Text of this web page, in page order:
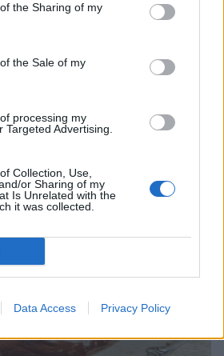
the Sharing of my
the Sale of my
processing my
Targeted Advertising.
Collection, Use,
or Sharing of my
Is Unrelated with the
it was collected.
Data Access Privacy Policy
(ta gärna hjälp av två